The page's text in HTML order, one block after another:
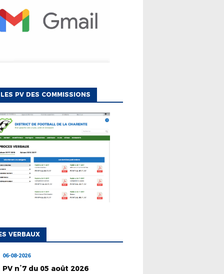
PV DES COMMISSIONS
VERBAUX
06-08-2026
PV n°7 du 05 août 2026